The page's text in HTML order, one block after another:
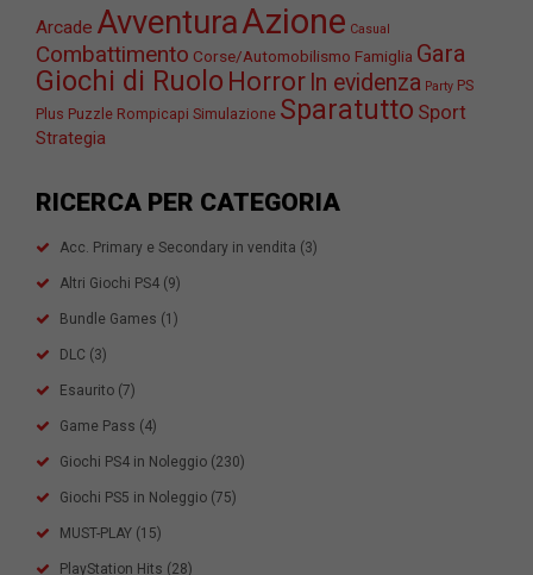
Arcade AvventuraAzione Casual
Combattimento Corse/Automobilismo Famiglia Gara
Giochi di Ruolo Horror In evidenza Party PS
Plus Puzzle Rompicapi Simulazione Sparatutto Sport
Strategia
RICERCA PER CATEGORIA
Acc. Primary e Secondary in vendita (3)
Altri Giochi PS4 (9)
Bundle Games (1)
DLC (3)
Esaurito (7)
Game Pass (4)
Giochi PS4 in Noleggio (230)
Giochi PS5 in Noleggio (75)
MUST-PLAY (15)
PlayStation Hits (28)